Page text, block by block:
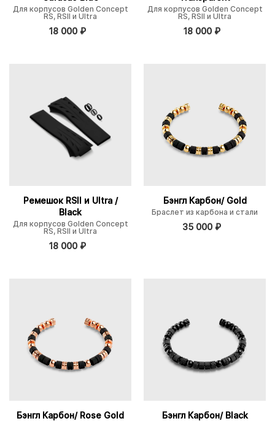
Для корпусов Golden Concept
RS, RSII и Ultra
18 000₽
Для корпусов Golden Concept
RS, RSII и Ultra
18 000₽
Ремешок RSII и Ultra /
Black
Для корпусов Golden Concept
RS, RSII и Ultra
18 000₽
Бэнгл Карбон/ Gold
Браслет из карбона и стали
35 000 ₽
Бэнгл Карбон/ Rose Gold Бэнгл Карбон/ Black